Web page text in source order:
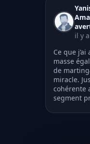
il y
Ce que
masse
de
miracle.
cohérente
segment